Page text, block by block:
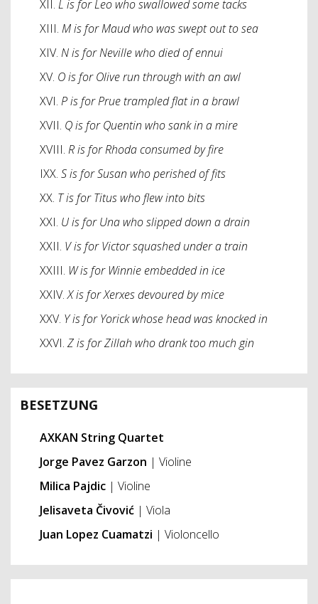
XII. L is for Leo who swallowed some tacks
XIII. M is for Maud who was swept out to sea
XIV. N is for Neville who died of ennui
XV. O is for Olive run through with an awl
XVI. P is for Prue trampled flat in a brawl
XVII. Q is for Quentin who sank in a mire
XVIII. R is for Rhoda consumed by fire
IXX. S is for Susan who perished of fits
XX. T is for Titus who flew into bits
XXI. U is for Una who slipped down a drain
XXII. V is for Victor squashed under a train
XXIII. W is for Winnie embedded in ice
XXIV.X is for Xerxes devoured by mice
XXV. Y is for Yorick whose head was knocked in
XXVI. Z is for Zillah who drank too much gin
BESETZUNG
AXKAN String Quartet
Jorge Pavez Garzon | Violine
Milica Pajdic | Violine
Jelisaveta Čivović | Viola
Juan Lopez Cuamatzi | Violoncello